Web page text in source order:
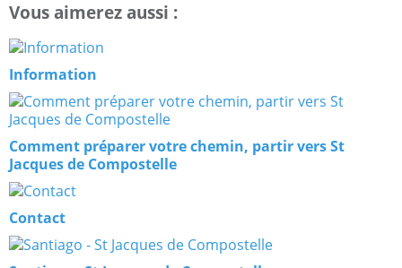
Vous aimerez aussi :
Information
Comment préparer votre chemin, partir vers St
Jacques de Compostelle
Contact